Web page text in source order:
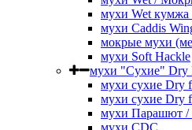
мухи Wet кумжа
мухи Caddis
мокрые мухи
мухи Soft Hackle
мухи "Сухие" Dry
мухи сухие Dry
мухи сухие Dry
мухи Парашют /
мухи CDC